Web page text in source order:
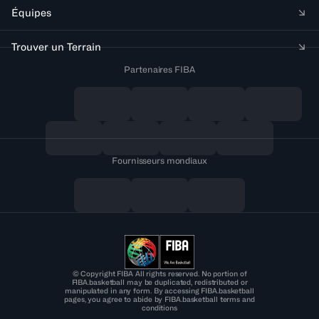
Équipes
Trouver un Terrain
Partenaires FIBA
Fournisseurs mondiaux
© Copyright FIBA All rights reserved. No portion of
FIBA.basketball may be duplicated, redistributed or
manipulated in any form. By accessing FIBA.basketball
pages, you agree to abide by FIBA.basketball terms and
conditions